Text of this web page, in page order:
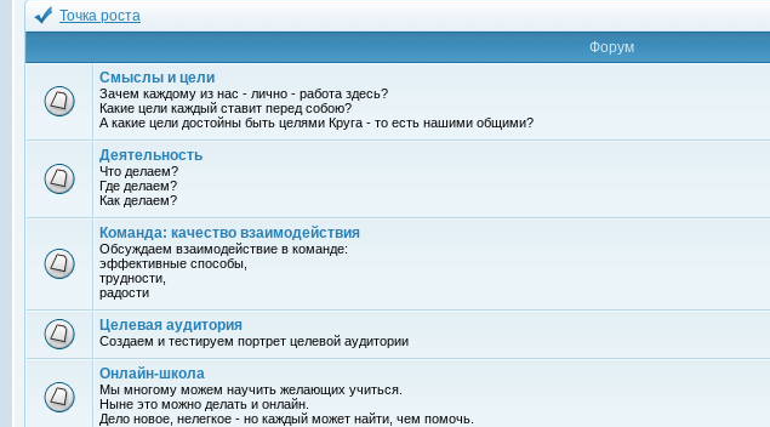
Точка роста
Форум
Смыслы и цели
Зачем каждому из нас - лично - работа здесь?
Какие цели каждый ставит перед собою?
А какие цели достойны быть целями Круга - то есть нашими общими?
Деятельность
Что делаем?
Где делаем?
Как делаем?
Команда: качество взаимодействия
Обсуждаем взаимодействие в команде:
эффективные способы,
трудности,
радости
Целевая аудитория
Создаем и тестируем портрет целевой аудитории
Онлайн-школа
Мы многому можем научить желающих учиться.
Ныне это можно делать и онлайн.
Дело новое, нелегкое - но каждый может найти, чем помочь.